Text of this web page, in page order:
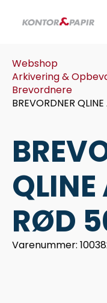
Webshop
Arkivering &
Brevordnere
BREVORDNER
RØD
Varenummer: